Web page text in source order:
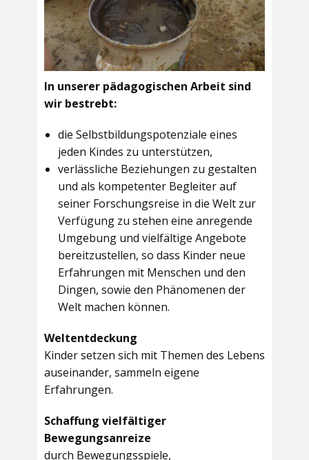
In unserer pädagogischen Arbeit sind
wir bestrebt:
die Selbstbildungspotenziale eines
jeden Kindes zu unterstützen,
verlässliche Beziehungen zu gestalten
und als kompetenter Begleiter auf
seiner Forschungsreise in die Welt zur
Verfügung zu stehen eine anregende
Umgebung und vielfältige Angebote
bereitzustellen, so dass Kinder neue
Erfahrungen mit Menschen und den
Dingen, sowie den Phänomenen der
Welt machen können.
Weltentdeckung
Kinder setzen sich mit Themen des Lebens
auseinander, sammeln eigene
Erfahrungen.
Schaffung vielfältiger
Bewegungsanreize
durch Bewegungsspiele,